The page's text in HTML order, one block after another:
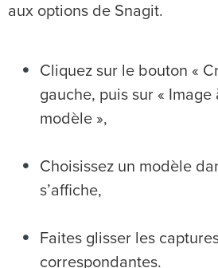
aux options de Snagit.
Cliquez sur le bouton «
gauche, puis sur « Image
modèle »,
Choisissez un modèle
s’affiche,
Faites glisser les
correspondantes.